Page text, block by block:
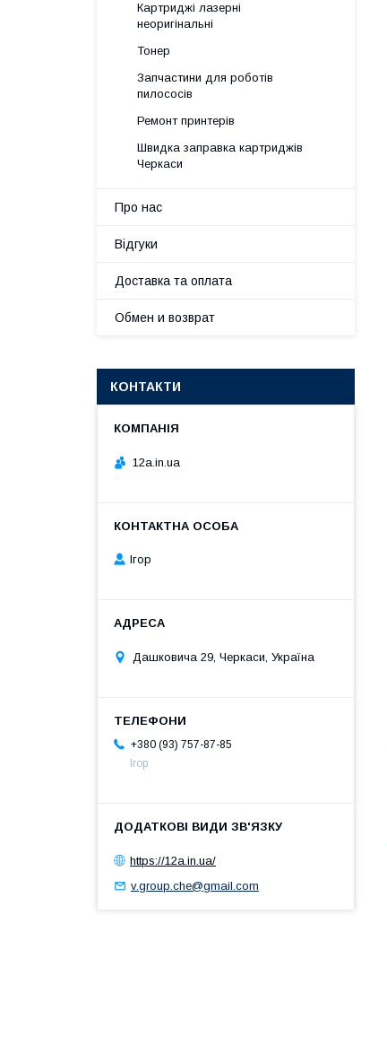
Картриджі лазерні
неоригінальні
Тонер
Запчастини для роботів
пилососів
Ремонт принтерів
Швидка заправка картриджів
Черкаси
Про нас
Відгуки
Доставка та оплата
Обмен и возврат
КОНТАКТИ
12a.in.ua
Ігор
Дашковича 29, Черкаси, Україна
+380 (93) 757-87-85
Ігор
https://12a.in.ua/
v.group.che@gmail.com